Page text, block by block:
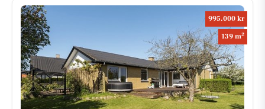
995.000 kr
139 m2